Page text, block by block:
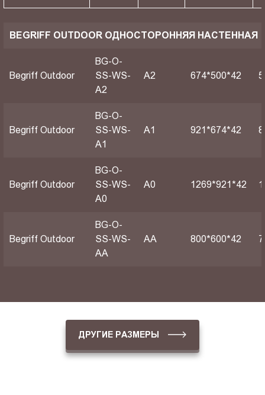
BEGRIFF OUTDOOR ОДНОСТОРОННЯЯ НАСТЕННАЯ
Begriff Outdoor
BG-O-
SS-WS-
A2
A2 674*500*42
Begriff Outdoor
BG-O-
SS-WS-
A1
A1 921*674*42
Begriff Outdoor
BG-O-
SS-WS-
A0
А0 1269*921*42
Begriff Outdoor
BG-O-
SS-WS-
AA
АА 800*600*42
ДРУГИЕ РАЗМЕРЫ